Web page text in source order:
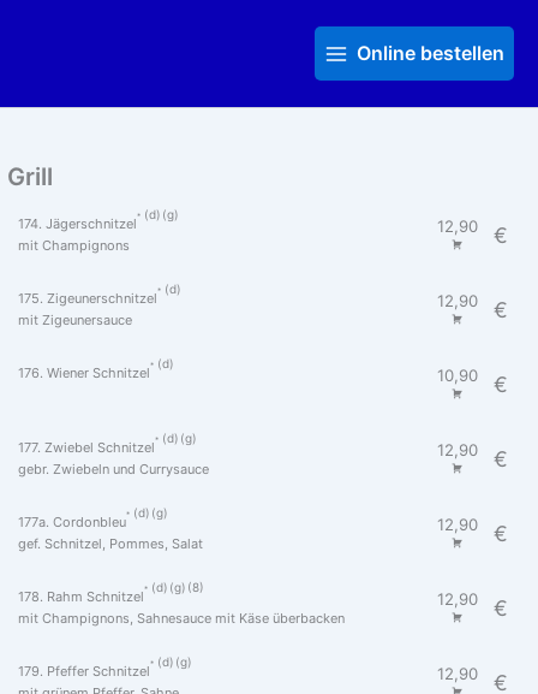
MenuOnline bestellen
Grill
174. Jägerschnitzel
d g
12,90 €
mit Champignons
175. Zigeunerschnitzel
d
12,90 €
mit Zigeunersauce
176. Wiener Schnitzel
d
10,90 €
177. Zwiebel Schnitzel
d g
12,90 €
gebr. Zwiebeln und Currysauce
177a. Cordonbleu
d g
12,90 €
gef. Schnitzel, Pommes, Salat
178. Rahm Schnitzel
d g 8
12,90 €
mit Champignons, Sahnesauce mit Käse überbacken
179. Pfeffer Schnitzel
d g
12,90 €